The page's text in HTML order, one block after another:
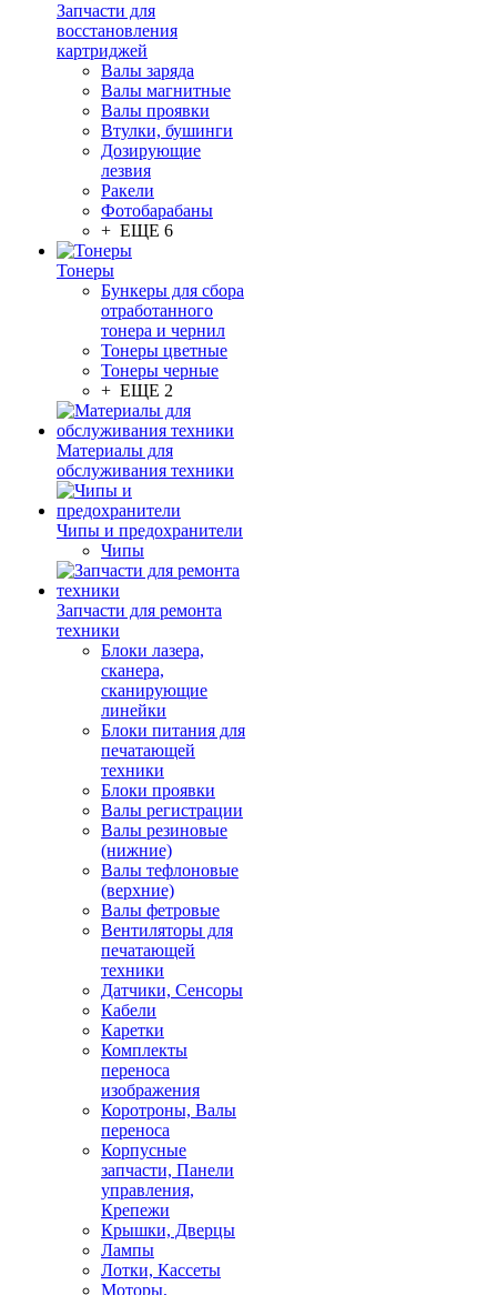
Запчасти для
восстановления
картриджей
Валы заряда
Валы магнитные
Валы проявки
Втулки, бушинги
Дозирующие
лезвия
Ракели
Фотобарабаны
+ ЕЩЕ 6
Тонеры
Бункеры для сбора
отработанного
тонера и чернил
Тонеры цветные
Тонеры черные
+ ЕЩЕ 2
Материалы для
обслуживания техники
Чипы и предохранители
Чипы
Запчасти для ремонта
техники
Блоки лазера,
сканера,
сканирующие
линейки
Блоки питания для
печатающей
техники
Блоки проявки
Валы регистрации
Валы резиновые
(нижние)
Валы тефлоновые
(верхние)
Валы фетровые
Вентиляторы для
печатающей
техники
Датчики, Сенсоры
Кабели
Каретки
Комплекты
переноса
изображения
Коротроны, Валы
переноса
Корпусные
запчасти, Панели
управления,
Крепежи
Крышки, Дверцы
Лампы
Лотки, Кассеты
Моторы,